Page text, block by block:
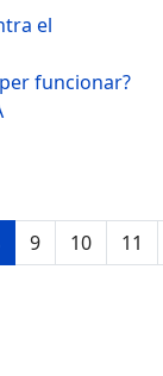
el
funcionar?
9 10 11